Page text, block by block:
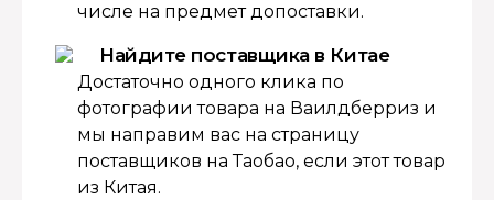
числе на предмет допоставки.
Найдите поставщика в Китае
Достаточно одного клика по
фотографии товара на Ваилдберриз и
мы направим вас на страницу
поставщиков на Таобао, если этот товар
из Китая.